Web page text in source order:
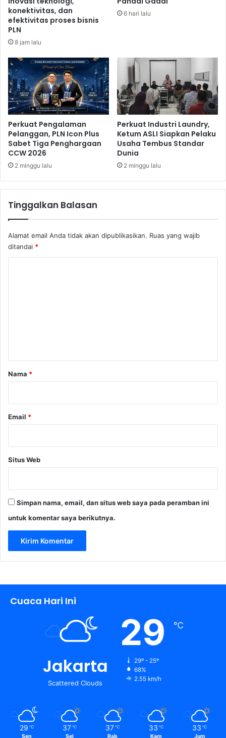
s
m
a
n
r
i
l
i
n
konektivitas, dan
efektivitas proses bisnis
PLN
8 jam lalu
6 hari lalu
Perkuat Pengalaman
Pelanggan, PLN Icon Plus
Sabet Tiga Penghargaan
CCW 2026
2 minggu lalu
Perkuat Industri Laundry,
Ketum ASLI Siapkan Pelaku
Usaha Tembus Standar
Dunia
2 minggu lalu
Tinggalkan Balasan
Alamat email Anda tidak akan dipublikasikan. Ruas yang wajib
ditandai *
rNama *
Email *
Situs Web
Simpan nama, email, dan situs web saya pada peramban ini
untuk komentar saya berikutnya.
Cuaca Hari Ini
Jakarta
Scattered Clouds
29 ℃
29º - 25º
68%
2.55 km/h
29 ℃
Sen
37 ℃
Sel
37 ℃
Rab
33 ℃
Kam
33 ℃
Jum